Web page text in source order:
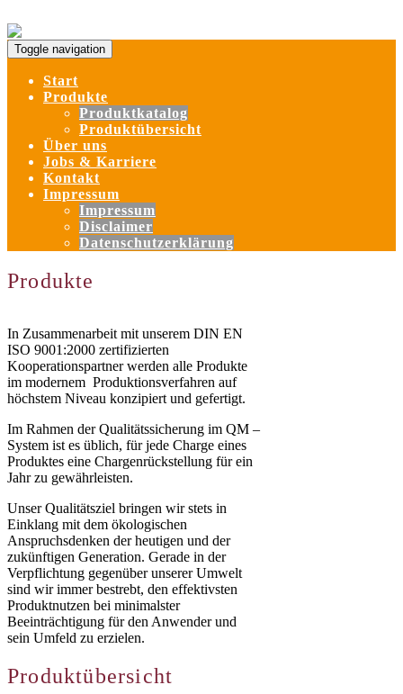
Toggle navigation
Start
Produkte
Produktkatalog
Produktübersicht
Über uns
Jobs & Karriere
Kontakt
Impressum
Impressum
Disclaimer
Datenschutzerklärung
Produkte
In Zusammenarbeit mit unserem DIN EN
ISO 9001:2000 zertifizierten
Kooperationspartner werden alle Produkte
im modernem Produktionsverfahren auf
höchstem Niveau konzipiert und gefertigt.
Im Rahmen der Qualitätssicherung im QM –
System ist es üblich, für jede Charge eines
Produktes eine Chargenrückstellung für ein
Jahr zu gewährleisten.
Unser Qualitätsziel bringen wir stets in
Einklang mit dem ökologischen
Anspruchsdenken der heutigen und der
zukünftigen Generation. Gerade in der
Verpflichtung gegenüber unserer Umwelt
sind wir immer bestrebt, den effektivsten
Produktnutzen bei minimalster
Beeinträchtigung für den Anwender und
sein Umfeld zu erzielen.
Produktübersicht